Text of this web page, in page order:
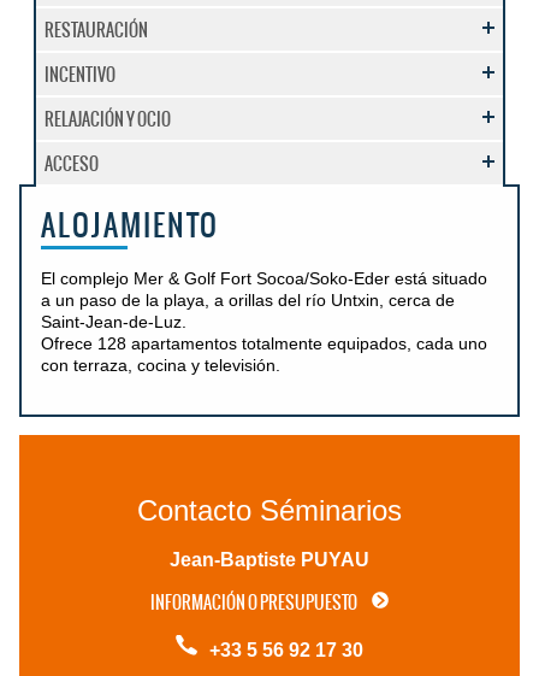
RESTAURACIÓN
INCENTIVO
RELAJACIÓN Y OCIO
ACCESO
ALOJAMIENTO
El complejo Mer & Golf Fort Socoa/Soko-Eder está situado
a un paso de la playa, a orillas del río Untxin, cerca de
Saint-Jean-de-Luz.
Ofrece 128 apartamentos totalmente equipados, cada uno
con terraza, cocina y televisión.
Contacto Séminarios
Jean-Baptiste PUYAU
INFORMACIÓN O PRESUPUESTO
+33 5 56 92 17 30